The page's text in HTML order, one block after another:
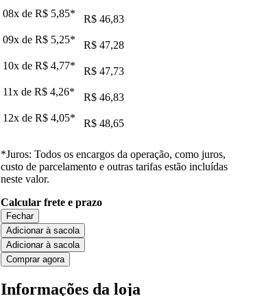
08x de R$ 5,85*
R$ 46,83
09x de R$ 5,25*
R$ 47,28
10x de R$ 4,77*
R$ 47,73
11x de R$ 4,26*
R$ 46,83
12x de R$ 4,05* R$ 48,65
*Juros: Todos os encargos da operação, como juros,
custo de parcelamento e outras tarifas estão incluídas
neste valor.
Calcular frete e prazo
Fechar
Adicionar à sacola
Adicionar à sacola
Comprar agora
Informações da loja